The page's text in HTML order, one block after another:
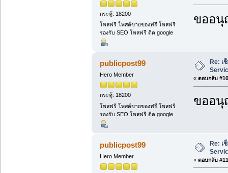
กระทู้: 18200
โพสฟรี โพสต์ขายของฟรี โพสฟรี
รองรับ SEO โพสฟรี ติด google
ขออนุ
publicpost99
Hero Member
กระทู้: 18200
โพสฟรี โพสต์ขายของฟรี โพสฟรี
รองรับ SEO โพสฟรี ติด google
Re: เ
« ตอบกลับ
ขออนุ
publicpost99
Hero Member
Re: เ
« ตอบกลับ